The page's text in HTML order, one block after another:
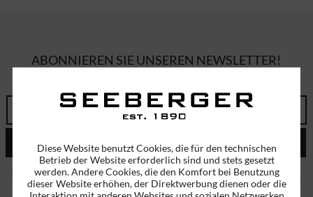
ABONNIEREN SIE UNSEREN NEWSLETTER!
ABSENDEN
Ich habe dieDatenschutzbestimmungenzur Kenntnis genommen.
Diese Website benutzt Cookies, die für den technischen
Betrieb der Website erforderlich sind und stets gesetzt
werden. Andere Cookies, die den Komfort bei Benutzung
dieser Website erhöhen, der Direktwerbung dienen oder die